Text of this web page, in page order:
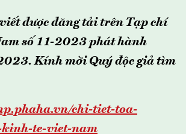
được đăng tải trên Tạp chí
số 11-2023 phát hành
Kính mời Quý độc giả tìm
chi-tiet-toa-
te-viet-nam